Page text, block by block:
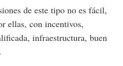
de este tipo no es fácil,
ellas, con incentivos,
infraestructura, buen